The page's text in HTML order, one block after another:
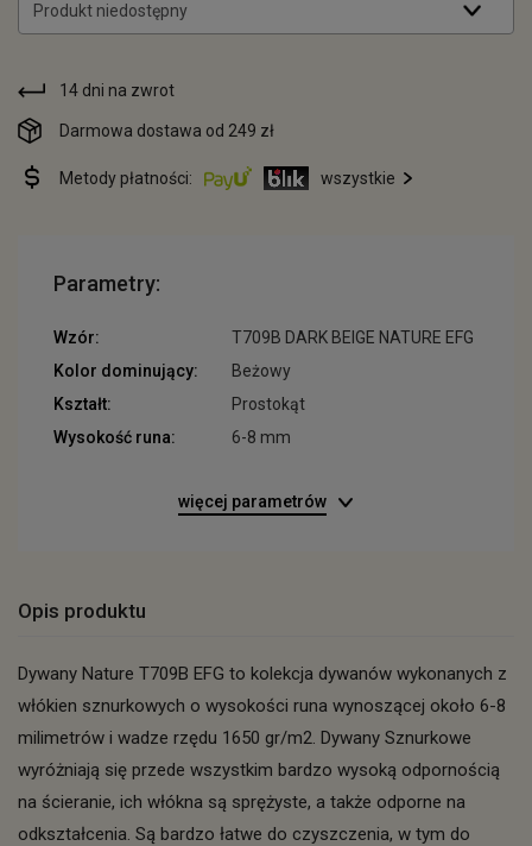
Produkt niedostępny
14 dni na zwrot
Darmowa dostawa od 249 zł
Metody płatności: wszystkie
Parametry:
Wzór:
T709B DARK BEIGE NATURE EFG
Kolor dominujący:
Beżowy
Kształt:
Prostokąt
Wysokość runa:
6-8 mm
więcej parametrów
Opis produktu
Dywany Nature T709B EFG to kolekcja dywanów wykonanych z
włókien sznurkowych o wysokości runa wynoszącej około 6-8
milimetrów i wadze rzędu 1650 gr/m2. Dywany Sznurkowe
wyróżniają się przede wszystkim bardzo wysoką odpornością
na ścieranie, ich włókna są sprężyste, a także odporne na
odkształcenia. Są bardzo łatwe do czyszczenia, w tym do